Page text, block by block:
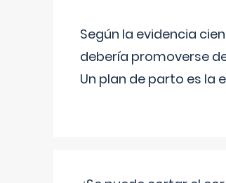
Según la evidencia
debería promoverse
Un plan de parto es la